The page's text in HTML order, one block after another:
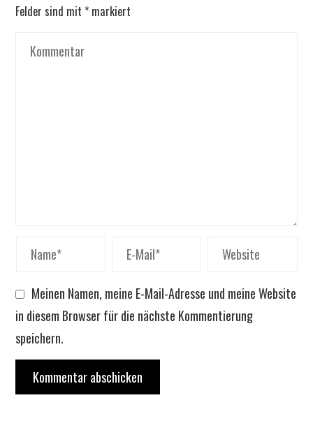
Felder sind mit * markiert
Meinen Namen, meine E-Mail-Adresse und meine Website
in diesem Browser für die nächste Kommentierung
speichern.